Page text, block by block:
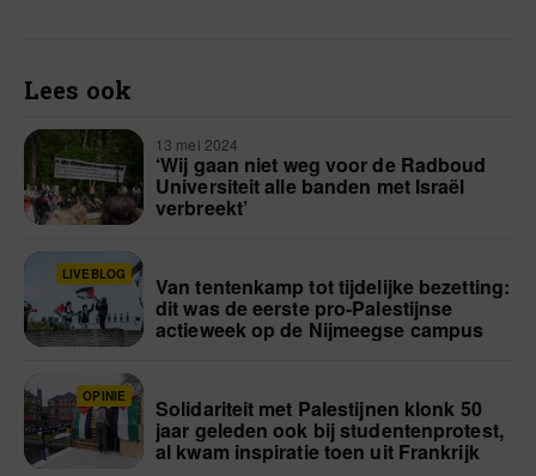
Lees ook
13 mei 2024
‘Wij gaan niet weg voor de Radboud
Universiteit alle banden met Israël
verbreekt’
LIVEBLOG Van tentenkamp tot tijdelijke bezetting:
dit was de eerste pro-Palestijnse
actieweek op de Nijmeegse campus
OPINIE Solidariteit met Palestijnen klonk 50
jaar geleden ook bij studentenprotest,
al kwam inspiratie toen uit Frankrijk